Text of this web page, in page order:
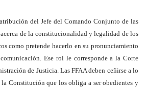
del Jefe del Comando Conjunto de las
de la constitucionalidad y legalidad de los
como pretende hacerlo en su pronunciamiento
Ese rol le corresponde a la Corte
de Justicia. Las FFAA deben ceñirse a lo
Constitución que los obliga a ser obedientes y